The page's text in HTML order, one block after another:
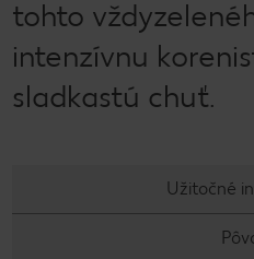
tohto
intenzívnu
sladkastú chuť.
Užitočné